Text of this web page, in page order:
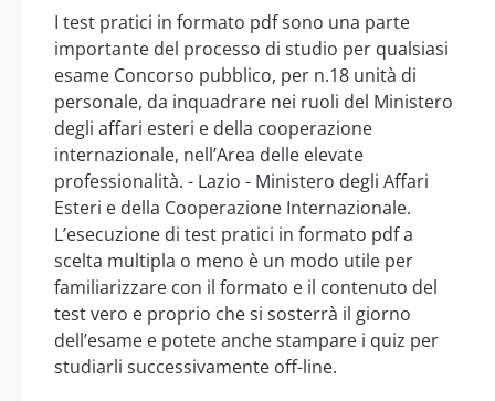
I test pratici in formato pdf sono una parte
importante del processo di studio per qualsiasi
esame Concorso pubblico, per n.18 unità di
personale, da inquadrare nei ruoli del Ministero
degli affari esteri e della cooperazione
internazionale, nell’Area delle elevate
professionalità. - Lazio - Ministero degli Affari
Esteri e della Cooperazione Internazionale.
L’esecuzione di test pratici in formato pdf a
scelta multipla o meno è un modo utile per
familiarizzare con il formato e il contenuto del
test vero e proprio che si sosterrà il giorno
dell’esame e potete anche stampare i quiz per
studiarli successivamente off-line.